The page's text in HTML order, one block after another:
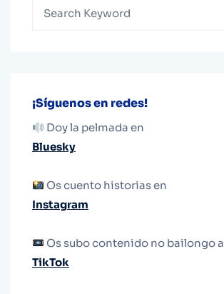
¡Síguenos en redes!
Doy la pelmada en
Bluesky
Os cuento historias en
Instagram
Os subo contenido no bailongo a
TikTok